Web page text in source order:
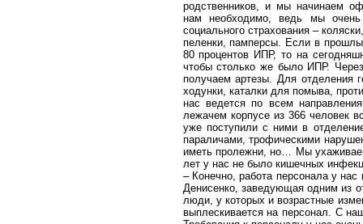
родственников, и мы начинаем
нам необходимо, ведь мы
социального страхования –
пеленки, памперсы. Если в
80 процентов ИПР, то на
чтобы столько же было ИПР.
получаем артезы. Для отделения
ходунки, каталки для помыва,
нас ведется по всем
лежачем корпусе из 366 человек
уже поступили с ними в
параличами, трофическими
иметь пролежни, но… Мы
лет у нас не было кишечных
– Конечно, работа персонала у
Денисенко, заведующая одним из
люди, у которых и возрастные
выплескивается на персонал. С